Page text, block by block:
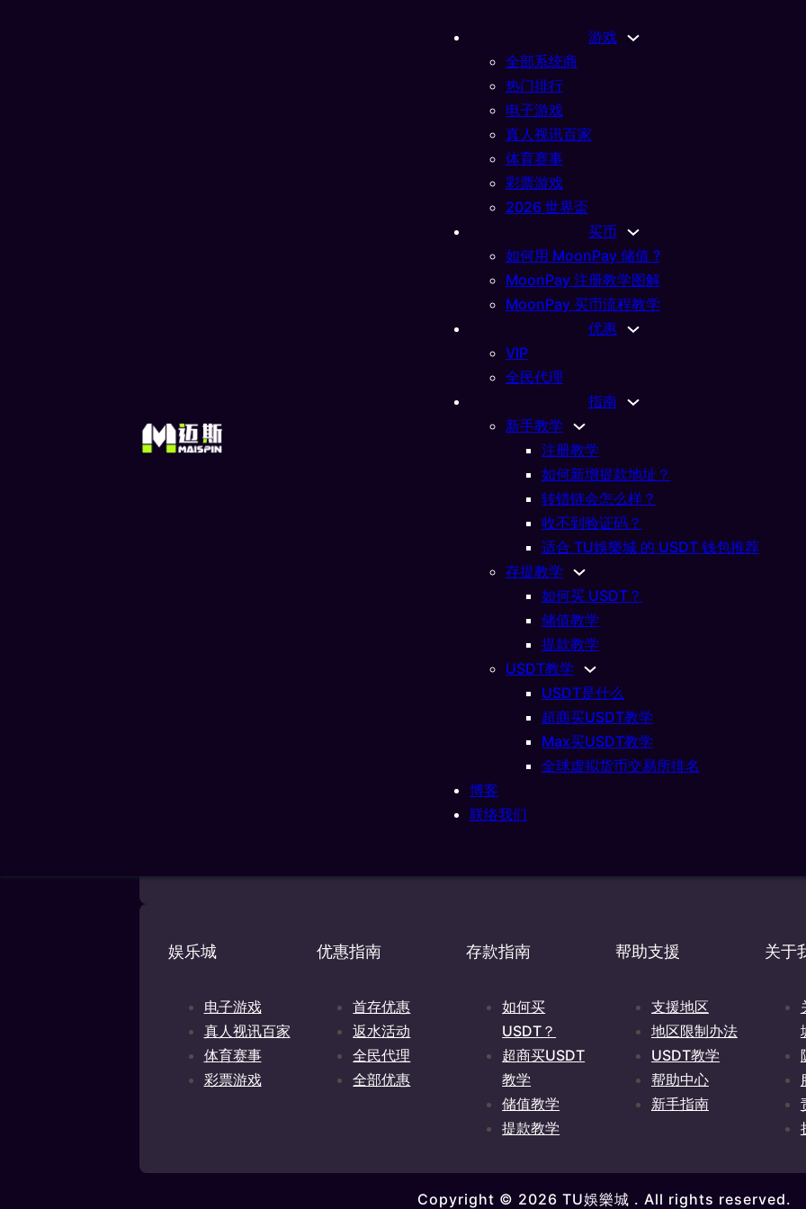
游戏
全部系统商
热门排行
电子游戏
真人视讯百家
体育赛事
彩票游戏
2026 世界盃
买币
如何用 MoonPay 储值 ?
MoonPay 注册教学图解
MoonPay 买币流程教学
优惠
VIP
全民代理
指南
新手教学
注册教学
如何新增提款地址？
转错链会怎么样？
收不到验证码？
适合 TU娛樂城 的 USDT 钱包推荐
存提教学
如何买 USDT？
储值教学
提款教学
USDT教学
USDT是什么
超商买USDT教学
Max买USDT教学
全球虚拟货币交易所排名
博客
联络我们
生活中我们使用的货币（如人民币、欧
TU娛樂城 了解更多
由MIBS NV 经营，MIBS NV 是一家根据库拉索岛法律注册成立的公司，公司编号为
(Zuikertuin Tower), Willemstad, Curacao，并获得库拉索岛博彩控制委员会许可，可根据许可提供机
娱乐城
电子游戏
真人视讯百家
体育赛事
彩票游戏
优惠指南
首存优惠
返水活动
全民代理
全部优惠
存款指南
如何买
USDT？
超商买USDT
教学
储值教学
提款教学
帮助支援
支援地区
地区限制办法
USDT教学
帮助中心
新手指南
关于
Copyright © 2026 TU娛樂城 . All rights reserved.